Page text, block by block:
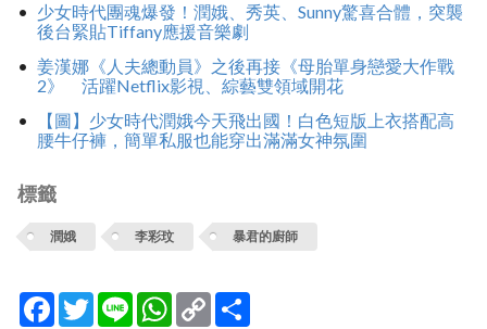
少女時代團魂爆發！潤娥、秀英、Sunny驚喜合體，突襲
後台緊貼Tiffany應援音樂劇
姜漢娜《人夫總動員》之後再接《母胎單身戀愛大作戰
2》 活躍Netflix影視、綜藝雙領域開花
【圖】少女時代潤娥今天飛出國！白色短版上衣搭配高
腰牛仔褲，簡單私服也能穿出滿滿女神氛圍
標籤
潤娥 李彩玟 暴君的廚師
Facebook
TwitterLine WhatsApp
Copy
Link